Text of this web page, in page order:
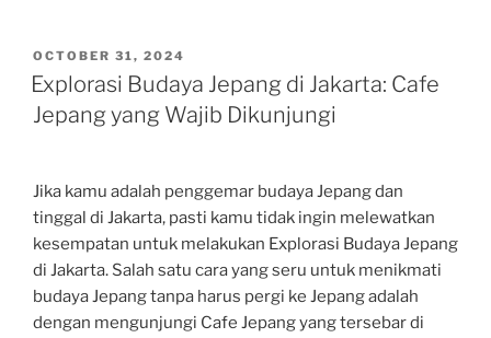
POSTED
ON
OCTOBER 31, 2024
Explorasi Budaya Jepang di Jakarta: Cafe
Jepang yang Wajib Dikunjungi
Jika kamu adalah penggemar budaya Jepang dan
tinggal di Jakarta, pasti kamu tidak ingin melewatkan
kesempatan untuk melakukan Explorasi Budaya Jepang
di Jakarta. Salah satu cara yang seru untuk menikmati
budaya Jepang tanpa harus pergi ke Jepang adalah
dengan mengunjungi Cafe Jepang yang tersebar di